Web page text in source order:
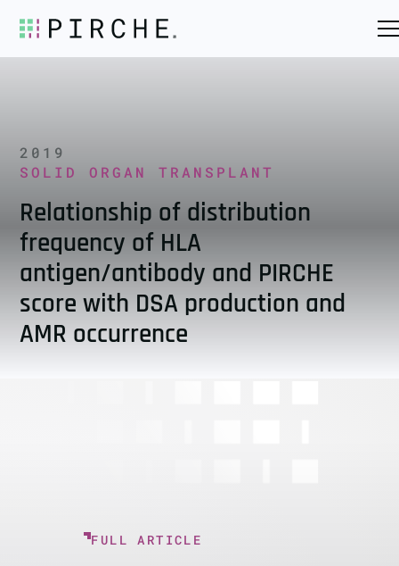
2019
SOLID ORGAN TRANSPLANT
Relationship of distribution
frequency of HLA
antigen/antibody and PIRCHE
score with DSA production and
AMR occurrence
FULL ARTICLE